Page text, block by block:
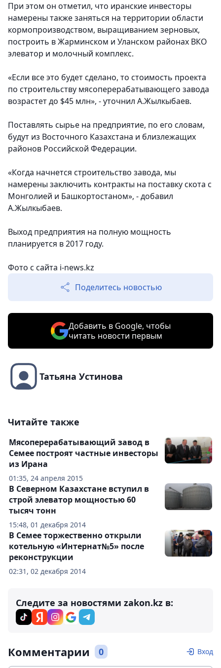
При этом он отметил, что иранские инвесторы
намерены также заняться на территории области
кормопроизводством, выращиванием зерновых,
построить в Жарминском и Уланском районах ВКО
элеватор и молочный комплекс.
«Если все это будет сделано, то стоимость проекта
по строительству мясоперерабатывающего завода
возрастет до $45 млн», - уточнил А.Жылкыбаев.
Поставлять сырье на предприятие, по его словам,
будут из Восточного Казахстана и близлежащих
районов Российской Федерации.
«Когда начнется строительство завода, мы
намерены заключить контракты на поставку скота с
Монголией и Башкортостаном», - добавил
А.Жылкыбаев.
Выход предприятия на полную мощность
планируется в 2017 году.
Фото с сайта i-news.kz
Поделитесь новостью
Добавить в Google, чтобы
читать новости первым
Татьяна Устинова
Читайте также
01:35, 24 апреля 2015
Мясоперерабатывающий завод в
Семее построят частные инвесторы
из Ирана
15:48, 01 декабря 2014
В Северном Казахстане вступил в
строй элеватор мощностью 60
тысяч тонн
02:31, 02 декабря 2014
В Семее торжественно открыли
котельную «Интернат№5» после
реконструкции
Следите за новостями zakon.kz в:
Комментарии 0 Вход